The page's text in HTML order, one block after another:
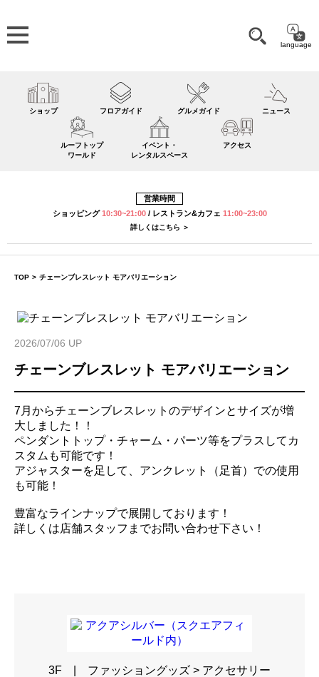
language
ショップ フロアガイド グルメガイド ニュース
ルーフトップ
ワールド
イベント・
レンタルスペース
アクセス
営業時間
ショッピング10:30~21:00 / レストラン&カフェ 11:00~23:00
詳しくはこちら ＞
TOP > チェーンブレスレット モアバリエーション
2026/07/06 UP
チェーンブレスレット モアバリエーション
7月からチェーンブレスレットのデザインとサイズが増
大しました！！
ペンダントトップ・チャーム・パーツ等をプラスしてカ
スタムも可能です！
アジャスターを足して、アンクレット（足首）での使用
も可能！
豊富なラインナップで展開しております！
詳しくは店舗スタッフまでお問い合わせ下さい！
3F | ファッショングッズ > アクセサリー